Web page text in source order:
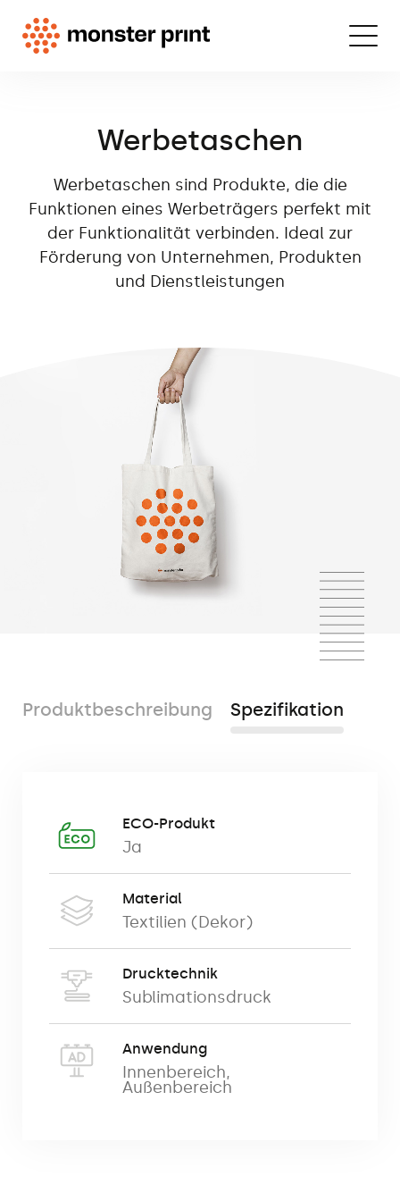
Werbetaschen
Werbetaschen sind Produkte, die die
Funktionen eines Werbeträgers perfekt mit
der Funktionalität verbinden. Ideal zur
Förderung von Unternehmen, Produkten
und Dienstleistungen
Produktbeschreibung Spezifikation
Funktionen eines Werbeträgers perfekt
Die Taschen können als Werbung eines
Unternehmens, von Produkten und
Dienstleistungen oder als Werbegadgets
verwendet werden, die an den
Endbenutzer/potenziellen Kunden
weitergegeben werden.
Sie sind perfekt zum Verpacken von
Werbe-, Marketinggifts und anderen
ECO-Produkt
Ja
Material
Textilien (Dekor)
Drucktechnik
Sublimationsdruck
Anwendung
Innenbereich,
Außenbereich